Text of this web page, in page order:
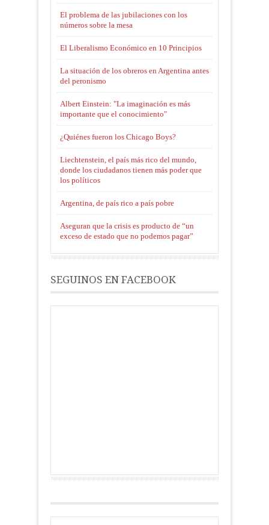
El problema de las jubilaciones con los
números sobre la mesa
El Liberalismo Económico en 10 Principios
La situación de los obreros en Argentina antes
del peronismo
Albert Einstein: "La imaginación es más
importante que el conocimiento"
¿Quiénes fueron los Chicago Boys?
Liechtenstein, el país más rico del mundo,
donde los ciudadanos tienen más poder que
los políticos
Argentina, de país rico a país pobre
Aseguran que la crisis es producto de “un
exceso de estado que no podemos pagar”
SEGUINOS EN FACEBOOK